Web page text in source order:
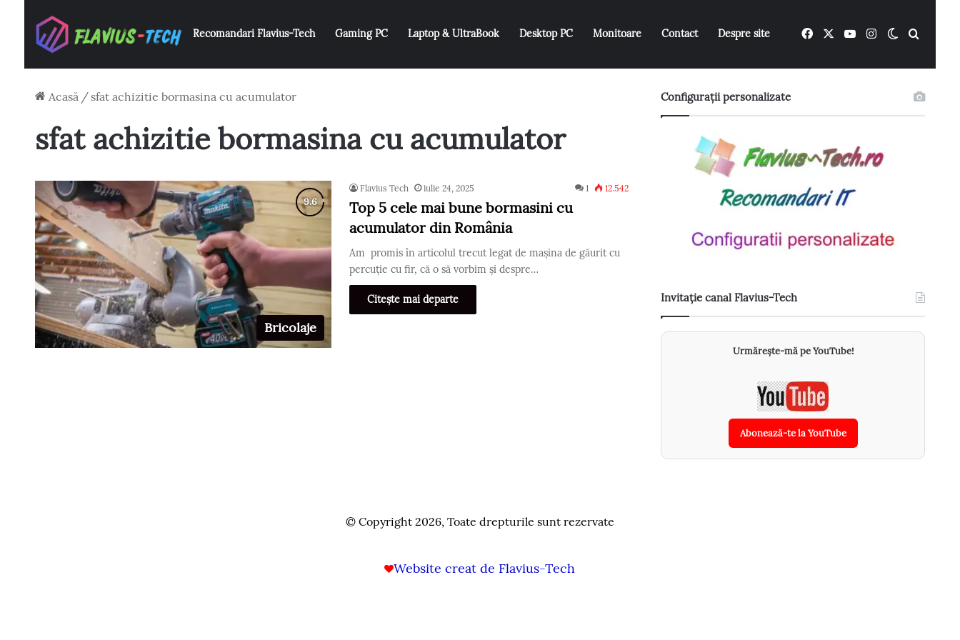
Recomandari Flavius-Tech Gaming PC Laptop & UltraBook Desktop PC Monitoare Contact Despre site FacebookYouTubeInstagramSwitch skin
Acasă / sfat achizitie bormasina cu acumulator
sfat achizitie bormasina cu acumulator
Bricolaje
Flavius Tech iulie 24, 2025 1 12.542
Top 5 cele mai bune bormasini cu
acumulator din România
Am promis în articolul trecut legat de mașina de găurit cu
percuție cu fir, că o să vorbim și despre…
Citește mai departe
Configurații personalizate
Invitație canal Flavius-Tech
Urmărește-mă pe YouTube!
Abonează-te la YouTube
© Copyright 2026, Toate drepturile sunt rezervate
Website creat de Flavius-Tech